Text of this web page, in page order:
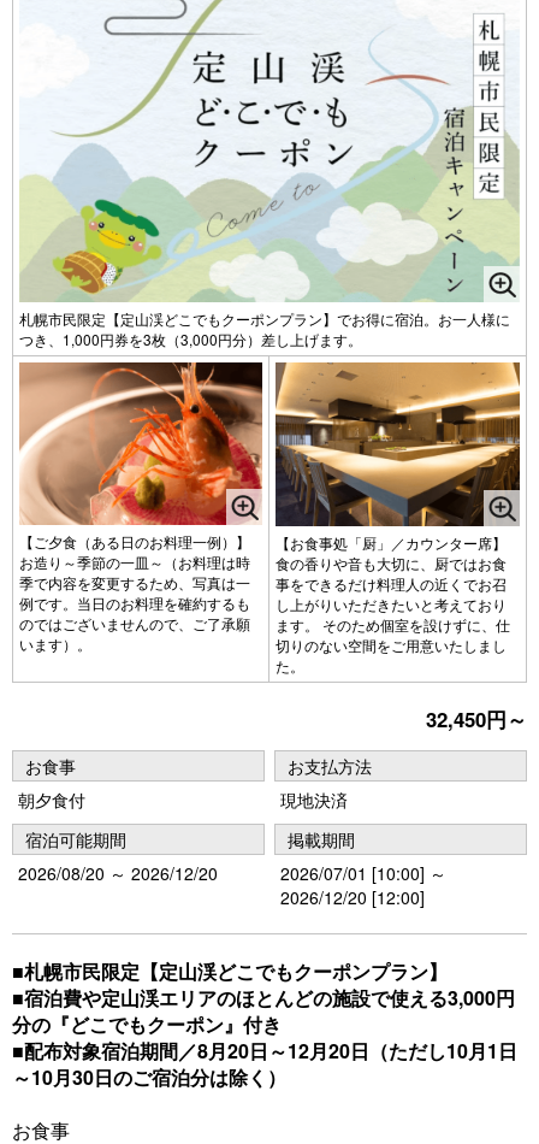
札幌市民限定【定山渓どこでもクーポンプラン】でお得に宿泊。お一人様に
つき、1,000円券を3枚（3,000円分）差し上げます。
【ご夕食（ある日のお料理一例）】
お造り～季節の一皿～（お料理は時
季で内容を変更するため、写真は一
例です。当日のお料理を確約するも
のではございませんので、ご了承願
います）。
【お食事処「厨」／カウンター席】
食の香りや音も大切に、厨ではお食
事をできるだけ料理人の近くでお召
し上がりいただきたいと考えており
ます。 そのため個室を設けずに、仕
切りのない空間をご用意いたしまし
た。
32,450円～
お食事
朝夕食付
お支払方法
現地決済
宿泊可能期間
2026/08/20 ～ 2026/12/20
掲載期間
2026/07/01 [10:00] ～
2026/12/20 [12:00]
■札幌市民限定【定山渓どこでもクーポンプラン】
■宿泊費や定山渓エリアのほとんどの施設で使える3,000円
分の『どこでもクーポン』付き
■配布対象宿泊期間／8月20日～12月20日（ただし10月1日
～10月30日のご宿泊分は除く）
お食事